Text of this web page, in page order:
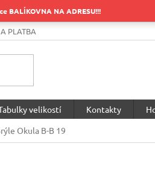
BALÍKOVNA NA ADRESU!!!
PLATBA
velikostí Kontakty
Okula B-B 19